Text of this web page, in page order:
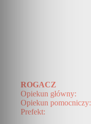
ROGACZ
Opiekun główny:
Opiekun pomocniczy:
Prefekt: